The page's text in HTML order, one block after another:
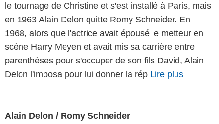
le tournage de Christine et s'est installé à Paris, mais
en 1963 Alain Delon quitte Romy Schneider. En
1968, alors que l'actrice avait épousé le metteur en
scène Harry Meyen et avait mis sa carrière entre
parenthèses pour s'occuper de son fils David, Alain
Delon l'imposa pour lui donner la rép Lire plus
Alain Delon / Romy Schneider